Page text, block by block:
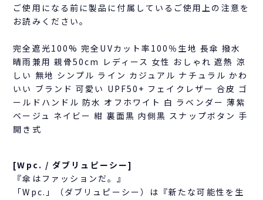
ご使用になる前に製品に付属しているご使用上の注意を
お読みください。
完全遮光100% 完全UVカット率100％生地 長傘 撥水
晴雨兼用 親骨50cm レディース 女性 おしゃれ 遮熱 涼
しい 無地 シンプル ライン カジュアル ナチュラル かわ
いい ブランド 可愛い UPF50+ フェイクレザー 合皮 ゴ
ールドハンドル 防水 オフホワイト 白 ラベンダー 薄紫
ベージュ ネイビー 紺 裏面黒 内側黒 スナップボタン 手
開き式
[Wpc. / ダブリュピーシー]
『傘はファッションだ。』
「Wpc.」（ダブリュピーシー）は『新たな可能性を生